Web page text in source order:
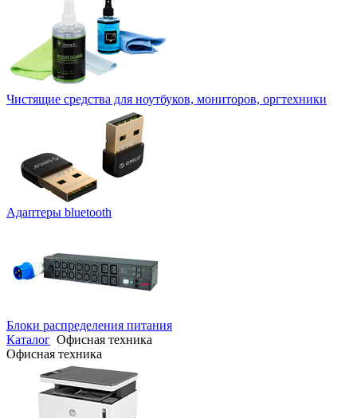
Чистящие средства для ноутбуков, мониторов, оргтехники
Адаптеры bluetooth
Блоки распределения питания
Каталог Офисная техника
Офисная техника